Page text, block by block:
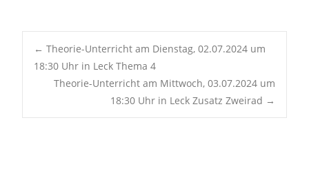
Post
navigation
← Theorie-Unterricht am Dienstag, 02.07.2024 um
18:30 Uhr in Leck Thema 4
Theorie-Unterricht am Mittwoch, 03.07.2024 um
18:30 Uhr in Leck Zusatz Zweirad →